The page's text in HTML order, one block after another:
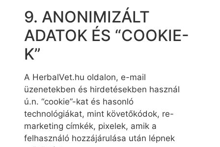
9. ANONIMIZÁLT
ADATOK ÉS “COOKIE-
K”
A HerbalVet.hu oldalon, e-mail
üzenetekben és hirdetésekben használ
ú.n. “cookie”-kat és hasonló
technológiákat, mint követőkódok, re-
marketing címkék, pixelek, amik a
felhasználó hozzájárulása után lépnek